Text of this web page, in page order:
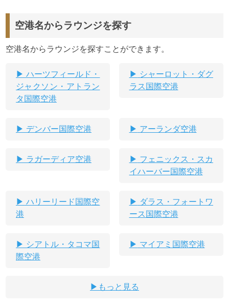
空港名からラウンジを探す
空港名からラウンジを探すことができます。
ハーツフィールド・
ジャクソン・アトラン
タ国際空港
シャーロット・ダグ
ラス国際空港
デンバー国際空港 アーランダ空港
ラガーディア空港
フェニックス・スカ
イハーバー国際空港
ハリーリード国際空
港
ダラス・フォートワ
ース国際空港
シアトル・タコマ国
際空港
マイアミ国際空港
もっと見る